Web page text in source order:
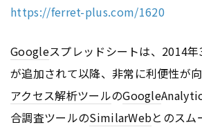
https://ferret-plus.com/1620
Googleスプレッドシートは、2014
が追加されて以降、非常に利便性が向
アクセス解析ツールのGoogle
合調査ツールのSimilarWebとのスム